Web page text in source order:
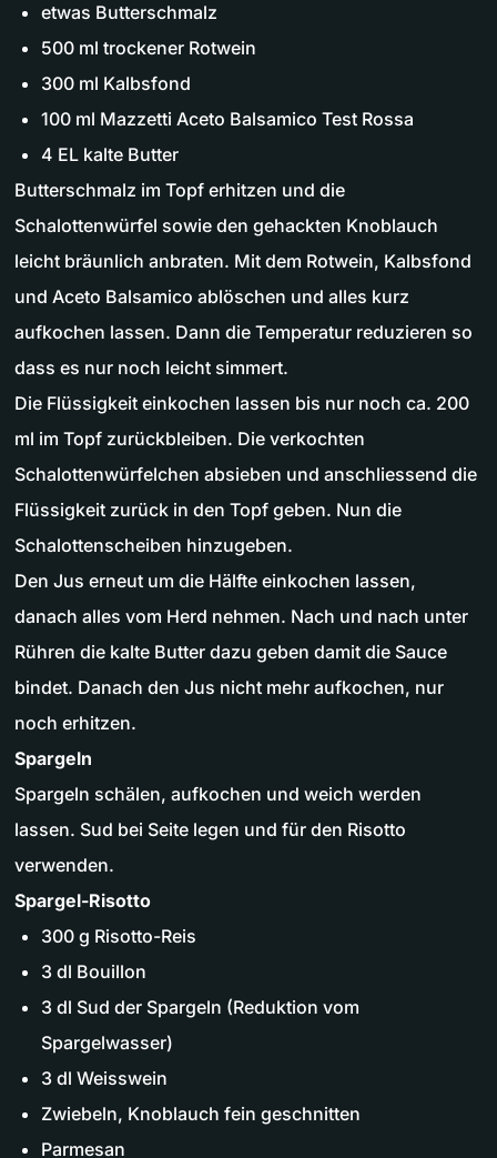
etwas Butterschmalz
500 ml trockener Rotwein
300 ml Kalbsfond
100 ml Mazzetti Aceto Balsamico Test Rossa
4 EL kalte Butter
Butterschmalz im Topf erhitzen und die
Schalottenwürfel sowie den gehackten Knoblauch
leicht bräunlich anbraten. Mit dem Rotwein, Kalbsfond
und Aceto Balsamico ablöschen und alles kurz
aufkochen lassen. Dann die Temperatur reduzieren so
dass es nur noch leicht simmert.
Die Flüssigkeit einkochen lassen bis nur noch ca. 200
ml im Topf zurückbleiben. Die verkochten
Schalottenwürfelchen absieben und anschliessend die
Flüssigkeit zurück in den Topf geben. Nun die
Schalottenscheiben hinzugeben.
Den Jus erneut um die Hälfte einkochen lassen,
danach alles vom Herd nehmen. Nach und nach unter
Rühren die kalte Butter dazu geben damit die Sauce
bindet. Danach den Jus nicht mehr aufkochen, nur
noch erhitzen.
Spargeln
Spargeln schälen, aufkochen und weich werden
lassen. Sud bei Seite legen und für den Risotto
verwenden.
Spargel-Risotto
300 g Risotto-Reis
3 dl Bouillon
3 dl Sud der Spargeln (Reduktion vom
Spargelwasser)
3 dl Weisswein
Zwiebeln, Knoblauch fein geschnitten
Parmesan